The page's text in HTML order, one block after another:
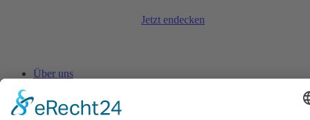
Jetzt endecken
Über uns